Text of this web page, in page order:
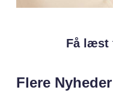
Få læst
Flere Nyheder